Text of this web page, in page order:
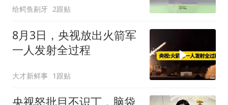
给鳄鱼剔牙 2跟贴
8月3日，央视放出火箭军
一人发射全过程
大才新鲜事 1跟贴
央视怒批目不识丁，脑袋